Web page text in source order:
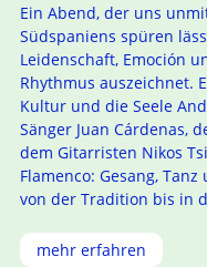
Ein Abend, der uns
Südspaniens spüren
Leidenschaft, Emoción
Rhythmus auszeichnet.
Kultur und die Seele
Sänger Juan Cárdenas,
dem Gitarristen Nikos
Flamenco: Gesang,
von der Tradition bis in
mehr erfahren